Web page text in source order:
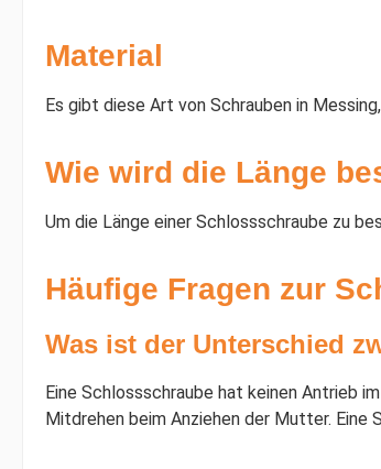
Material
Es gibt diese Art von Schrauben in
Wie wird die Länge
Um die Länge einer Schlossschraube zu
Häufige Fragen zur
Was ist der Unterschied
Eine Schlossschraube hat keinen Antrieb
Mitdrehen beim Anziehen der Mutter. Eine